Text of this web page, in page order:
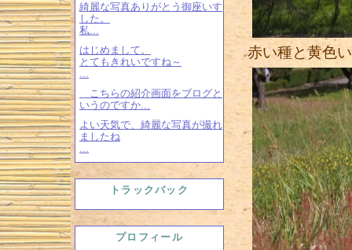
綺麗な写真ありがとう御座いす
した。
私...
はじめまして。
とてもきれいですね～
...
こちらの紹介画面をブログと
いうのですか...
よい天気で、綺麗な写真が撮れ
ましたね
...
トラックバック
プロフィール
赤い種と黄色